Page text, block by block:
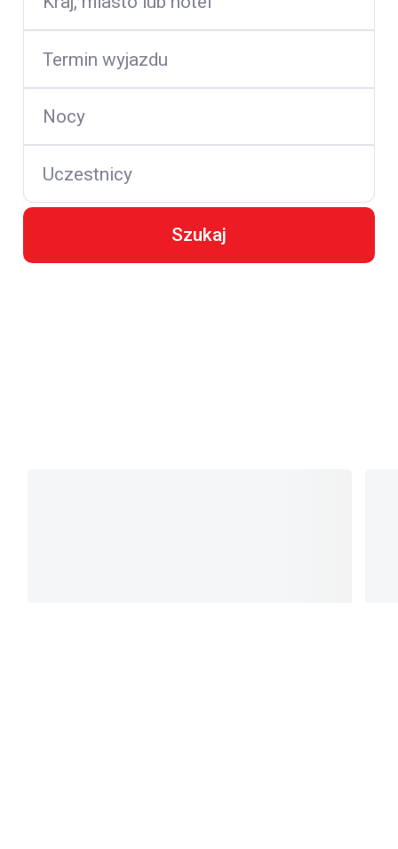
Termin wyjazdu
Nocy
Uczestnicy
Szukaj